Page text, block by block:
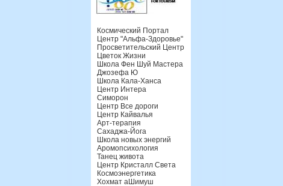
Космический Портал
Центр "Альфа-Здоровье"
Просветительский Центр
Цветок Жизни
Школа Фен Шуй Мастера
Джозефа Ю
Школа Кала-Ханса
Центр Интера
Симорон
Центр Все дороги
Центр Кайвалья
Арт-терапия
Сахаджа-Йога
Школа новых энергий
Аромопсихология
Танец живота
Центр Кристалл Света
Космоэнергетика
Хохмат аШимуш